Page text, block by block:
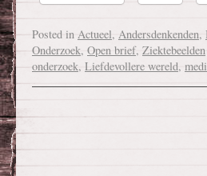
Posted in Actueel, Andersdenkenden,
Onderzoek, Open brief, Ziektebeelden
onderzoek, Liefdevollere wereld,